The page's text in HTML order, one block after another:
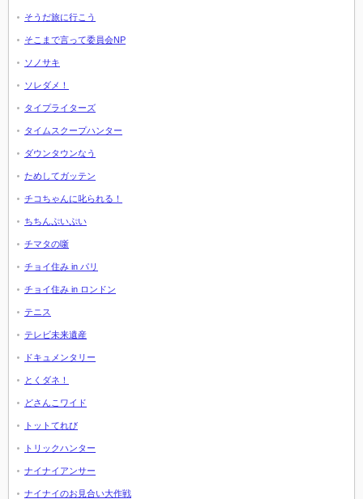
そうだ旅に行こう
そこまで言って委員会NP
ソノサキ
ソレダメ！
タイプライターズ
タイムスクープハンター
ダウンタウンなう
ためしてガッテン
チコちゃんに叱られる！
ちちんぷいぷい
チマタの噺
チョイ住み in パリ
チョイ住み in ロンドン
テニス
テレビ未来遺産
ドキュメンタリー
とくダネ！
どさんこワイド
トットてれび
トリックハンター
ナイナイアンサー
ナイナイのお見合い大作戦